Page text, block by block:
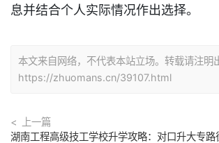
息并结合个人实际情况作出选择。
本文来自网络，不代表本站立场。转载请注明
https://zhuomans.cn/39107.html
上一篇
湖南工程高级技工学校升学攻略：对口升大专路